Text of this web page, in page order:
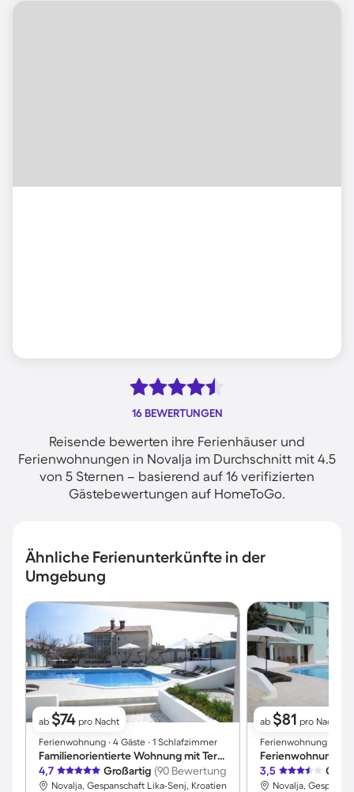
16 BEWERTUNGEN
Reisende bewerten ihre Ferienhäuser und
Ferienwohnungen in Novalja im Durchschnitt mit 4.5
von 5 Sternen – basierend auf 16 verifizierten
Gästebewertungen auf HomeToGo.
Ähnliche Ferienunterkünfte in der
Umgebung
ab $74 pro Nacht
Ferienwohnung ∙ 4 Gäste ∙ 1 Schlafzimmer
Familienorientierte Wohnung mit Terrasse, Pool und Garten | Panoramablick
4,7
Großartig (90 Bewertungen)
Novalja, Gespanschaft Lika-Senj, Kroatien
ab $81 pro Nacht
Ferienwohnung ∙ 5
3,5 Gut
Novalja,